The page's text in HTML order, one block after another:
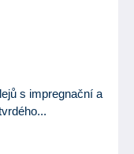
s impregnační a